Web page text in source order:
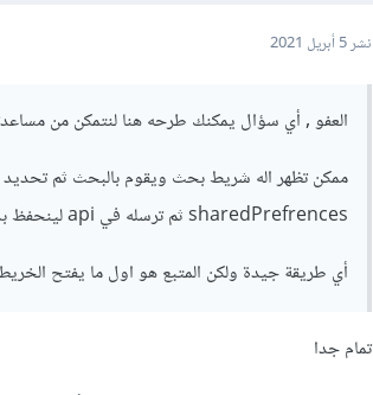
نشر5 أبريل 2021
العفو , أي سؤال يمكنك طرحه هنا لنتمكن من
ممكن تظهر اله شريط بحث ويقوم بالبحث ثم
sharedPrefrences ثم ترسله في api لينحفظ بداخل قاعدة البيانات.
أي طريقة جيدة ولكن المتبع هو اول ما يفتح
تمام جدا